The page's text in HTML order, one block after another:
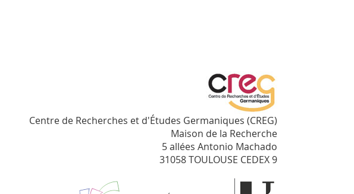
Centre de Recherches et d'Études Germaniques (CREG)
Maison de la Recherche
5 allées Antonio Machado
31058 TOULOUSE CEDEX 9